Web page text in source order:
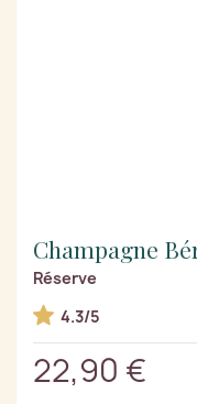
Champagne
Réserve
4.3/5
22,90 €